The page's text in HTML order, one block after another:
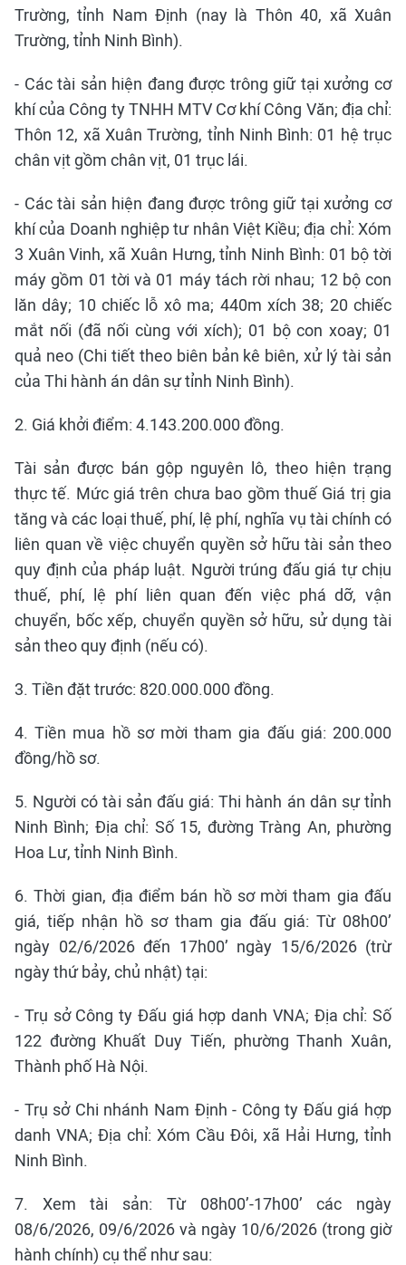
Trường, tỉnh Nam Định (nay là Thôn 40, xã Xuân
Trường, tỉnh Ninh Bình).
- Các tài sản hiện đang được trông giữ tại xưởng cơ
khí của Công ty TNHH MTV Cơ khí Công Văn; địa chỉ:
Thôn 12, xã Xuân Trường, tỉnh Ninh Bình: 01 hệ trục
chân vịt gồm chân vịt, 01 trục lái.
- Các tài sản hiện đang được trông giữ tại xưởng cơ
khí của Doanh nghiệp tư nhân Việt Kiều; địa chỉ: Xóm
3 Xuân Vinh, xã Xuân Hưng, tỉnh Ninh Bình: 01 bộ tời
máy gồm 01 tời và 01 máy tách rời nhau; 12 bộ con
lăn dây; 10 chiếc lỗ xô ma; 440m xích 38; 20 chiếc
mắt nối (đã nối cùng với xích); 01 bộ con xoay; 01
quả neo (Chi tiết theo biên bản kê biên, xử lý tài sản
của Thi hành án dân sự tỉnh Ninh Bình).
2. Giá khởi điểm: 4.143.200.000 đồng.
Tài sản được bán gộp nguyên lô, theo hiện trạng
thực tế. Mức giá trên chưa bao gồm thuế Giá trị gia
tăng và các loại thuế, phí, lệ phí, nghĩa vụ tài chính có
liên quan về việc chuyển quyền sở hữu tài sản theo
quy định của pháp luật. Người trúng đấu giá tự chịu
thuế, phí, lệ phí liên quan đến việc phá dỡ, vận
chuyển, bốc xếp, chuyển quyền sở hữu, sử dụng tài
sản theo quy định (nếu có).
3. Tiền đặt trước: 820.000.000 đồng.
4. Tiền mua hồ sơ mời tham gia đấu giá: 200.000
đồng/hồ sơ.
5. Người có tài sản đấu giá: Thi hành án dân sự tỉnh
Ninh Bình; Địa chỉ: Số 15, đường Tràng An, phường
Hoa Lư, tỉnh Ninh Bình.
6. Thời gian, địa điểm bán hồ sơ mời tham gia đấu
giá, tiếp nhận hồ sơ tham gia đấu giá: Từ 08h00’
ngày 02/6/2026 đến 17h00’ ngày 15/6/2026 (trừ
ngày thứ bảy, chủ nhật) tại:
- Trụ sở Công ty Đấu giá hợp danh VNA; Địa chỉ: Số
122 đường Khuất Duy Tiến, phường Thanh Xuân,
Thành phố Hà Nội.
- Trụ sở Chi nhánh Nam Định - Công ty Đấu giá hợp
danh VNA; Địa chỉ: Xóm Cầu Đôi, xã Hải Hưng, tỉnh
Ninh Bình.
7. Xem tài sản: Từ 08h00’-17h00’ các ngày
08/6/2026, 09/6/2026 và ngày 10/6/2026 (trong giờ
hành chính) cụ thể như sau: